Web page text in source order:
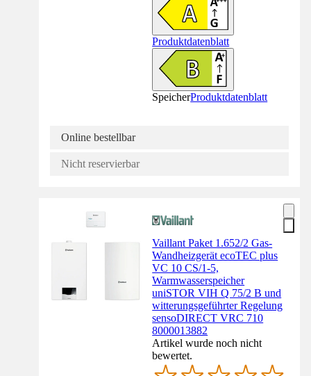
Produktdatenblatt
SpeicherProduktdatenblatt
Online bestellbar
Nicht reservierbar
Vaillant Paket 1.652/2 Gas-
Wandheizgerät ecoTEC plus
VC 10 CS/1-5,
Warmwasserspeicher
uniSTOR VIH Q 75/2 B und
witterungsgeführter Regelung
sensoDIRECT VRC 710
8000013882
Artikel wurde noch nicht
bewertet.